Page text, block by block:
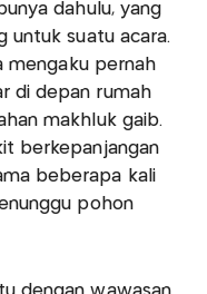
dahulu, yang
untuk suatu acara.
mengaku pernah
di depan rumah
makhluk gaib.
berkepanjangan
beberapa kali
pohon